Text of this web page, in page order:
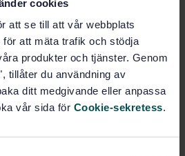
cookies
att se till att vår webbplats
att mäta trafik och stödja
produkter och tjänster. Genom
tillåter du användning av
ditt medgivande eller anpassa
vår sida för Cookie-sekretess.
Fler alternativ